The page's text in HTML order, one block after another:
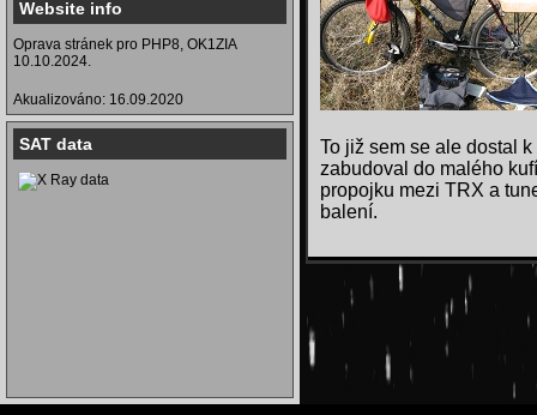
To již sem se ale dostal
zabudoval do malého
propojku mezi TRX a
balení.
Website info
Oprava stránek pro PHP8, OK1ZIA
10.10.2024.
Akualizováno: 16.09.2020
SAT data